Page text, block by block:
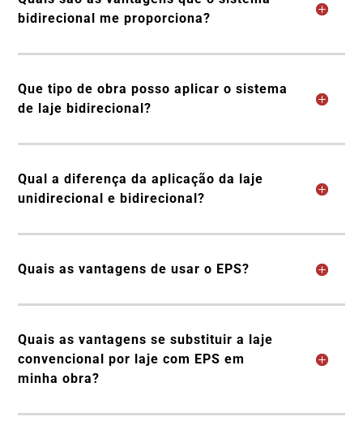
bidirecional me proporciona?
Que tipo de obra posso aplicar o sistema
de laje bidirecional?
Qual a diferença da aplicação da laje
unidirecional e bidirecional?
Quais as vantagens de usar o EPS?
Quais as vantagens se substituir a laje
convencional por laje com EPS em
minha obra?